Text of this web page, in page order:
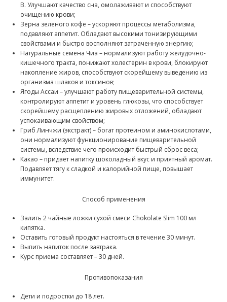
B. Улучшают качество сна, омолаживают и способствуют
очищению крови;
Зерна зеленого кофе – ускоряют процессы метаболизма,
подавляют аппетит. Обладают высокими тонизирующими
свойствами и быстро восполняют затраченную энергию;
Натуральные семена Чиа – нормализуют работу желудочно-
кишечного тракта, понижают холестерин в крови, блокируют
накопление жиров, способствуют скорейшему выведению из
организма шлаков и токсинов;
Ягоды Ассаи – улучшают работу пищеварительной системы,
контролируют аппетит и уровень глюкозы, что способствует
скорейшему расщеплению жировых отложений, обладают
успокаивающим свойством;
Гриб Линчжи (экстракт) – богат протеином и аминокислотами,
они нормализуют функционирование пищеварительной
системы, вследствие чего происходит быстрый сброс веса;
Какао – придает напитку шоколадный вкус и приятный аромат.
Подавляет тягу к сладкой и калорийной пище, повышает
иммунитет.
Способ применения
Залить 2 чайные ложки сухой смеси Chokolate Slim 100 мл
кипятка.
Оставить готовый продукт настояться в течение 30 минут.
Выпить напиток после завтрака.
Курс приема составляет – 30 дней.
Противопоказания
Дети и подростки до 18 лет.